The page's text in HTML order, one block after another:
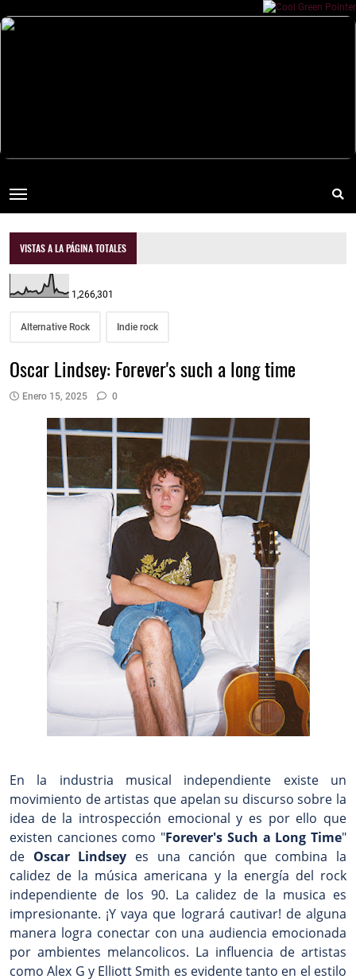
VISTAS A LA PÁGINA TOTALES
1,266,301
Alternative Rock Indie rock
Oscar Lindsey: Forever's such a long time
Enero 15, 2025 0
En la industria musical independiente existe un
movimiento de artistas que apelan su discurso sobre la
idea de la introspección emocional y es por ello que
existen canciones como "Forever's Such a Long Time"
de Oscar Lindsey es una canción que combina la
calidez de la música americana y la energía del rock
independiente de los 90. La calidez de la musica es
impresionante. ¡Y vaya que logrará cautivar! de alguna
manera logra conectar con una audiencia emocionada
por ambientes melancolicos. La influencia de artistas
como Alex G y Elliott Smith es evidente tanto en el estilo